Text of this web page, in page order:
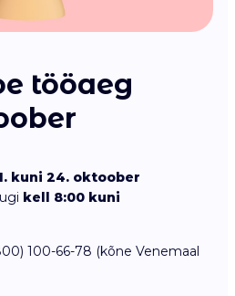
tööaeg
kuni 24. oktoober
kell 8:00 kuni
100-66-78 (kõne Venemaal